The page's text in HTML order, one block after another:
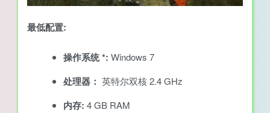
最低配置:
操作系统 *: Windows 7
处理器： 英特尔双核 2.4 GHz
内存: 4 GB RAM